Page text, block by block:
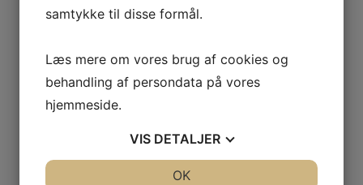
Telefon*
Hvor mange skal rejse
samtykke til disse formål.
Læs mere om vores brug af cookies og
behandling af persondata på vores
hjemmeside.
VIS DETALJER
OK